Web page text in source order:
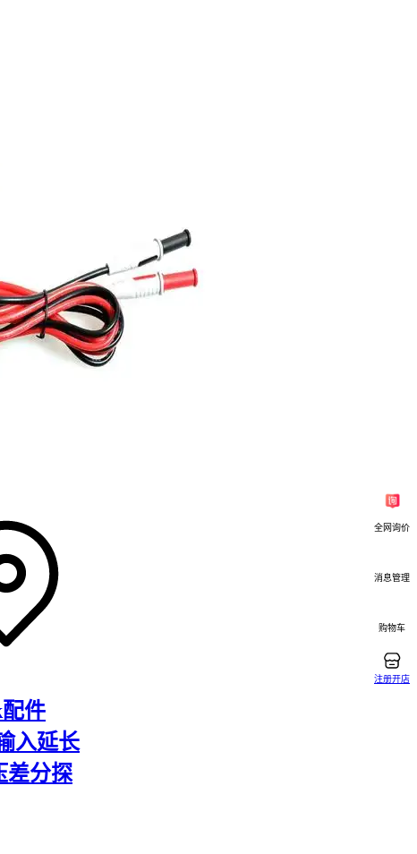
检测设备
性——没有
明显，但
氧消毒在
备虽然增
产品？
致表面雾
。对于带
不良导致
冷藏，或
纹。这类
。
护纳入同
间内的综
来看反而
件
入延长
差分探
全网询价
消息管理
购物车
注册开店